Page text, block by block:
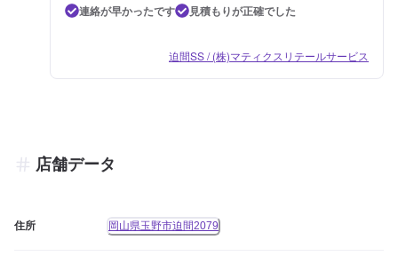
連絡が早かったです
見積もりが正確でした
迫間SS / (株)マティクスリテールサービス
店舗データ
住所 岡山県玉野市迫間2079